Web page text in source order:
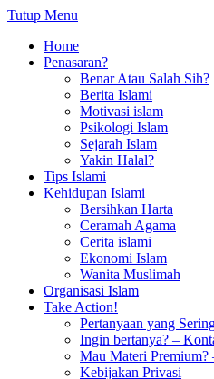
Tutup Menu
Home
Penasaran?
Benar Atau Salah Sih?
Berita Islami
Motivasi islam
Psikologi Islam
Sejarah Islam
Yakin Halal?
Tips Islami
Kehidupan Islami
Bersihkan Harta
Ceramah Agama
Cerita islami
Ekonomi Islam
Wanita Muslimah
Organisasi Islam
Take Action!
Pertanyaan yang
Ingin bertanya? –
Mau Materi
Kebijakan Privasi